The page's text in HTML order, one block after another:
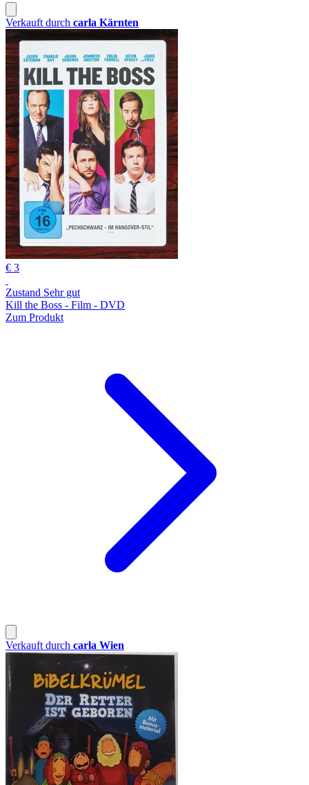
Verkauft durch carla Kärnten
€ 3
Zustand Sehr gut
Kill the Boss - Film - DVD
Zum Produkt
Verkauft durch carla Wien